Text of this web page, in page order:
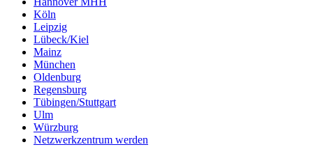
Köln
Leipzig
Lübeck/Kiel
Mainz
München
Oldenburg
Regensburg
Tübingen/Stuttgart
Ulm
Würzburg
Netzwerkzentrum werden